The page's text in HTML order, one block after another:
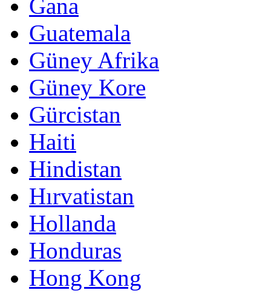
Gana
Guatemala
Güney Afrika
Güney Kore
Gürcistan
Haiti
Hindistan
Hırvatistan
Hollanda
Honduras
Hong Kong